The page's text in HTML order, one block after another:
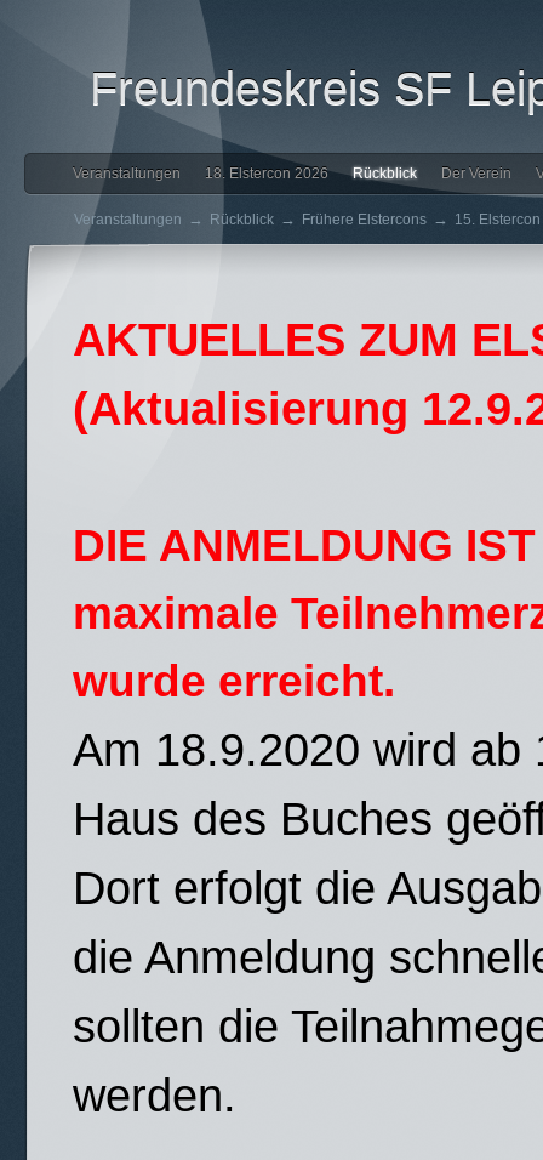
Freundeskreis SF
Veranstaltungen 18. Elstercon 2026 Rückblick Der Verein
Veranstaltungen → Rückblick → Frühere Elstercons → 15.
AKTUELLES ZUM
(Aktualisierung
DIE ANMELDUNG
maximale
wurde erreicht.
Am 18.9.2020 wird ab
Haus des Buches
Dort erfolgt die
die Anmeldung
sollten die
werden.